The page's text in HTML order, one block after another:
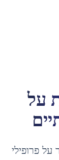
על
עלפרופילי